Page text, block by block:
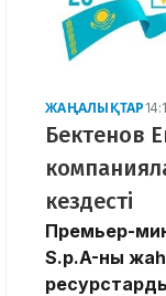
ЖАҢАЛЫҚТАР
Бектенов
кездесті
Премьер-
S.p.A-ның